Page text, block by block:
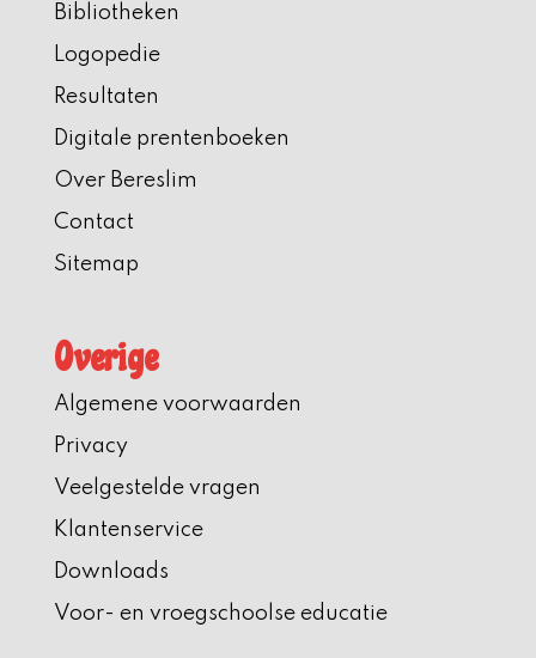
Bibliotheken
Logopedie
Resultaten
Digitale prentenboeken
Over Bereslim
Contact
Sitemap
Overige
Algemene voorwaarden
Privacy
Veelgestelde vragen
Klantenservice
Downloads
Voor- en vroegschoolse educatie